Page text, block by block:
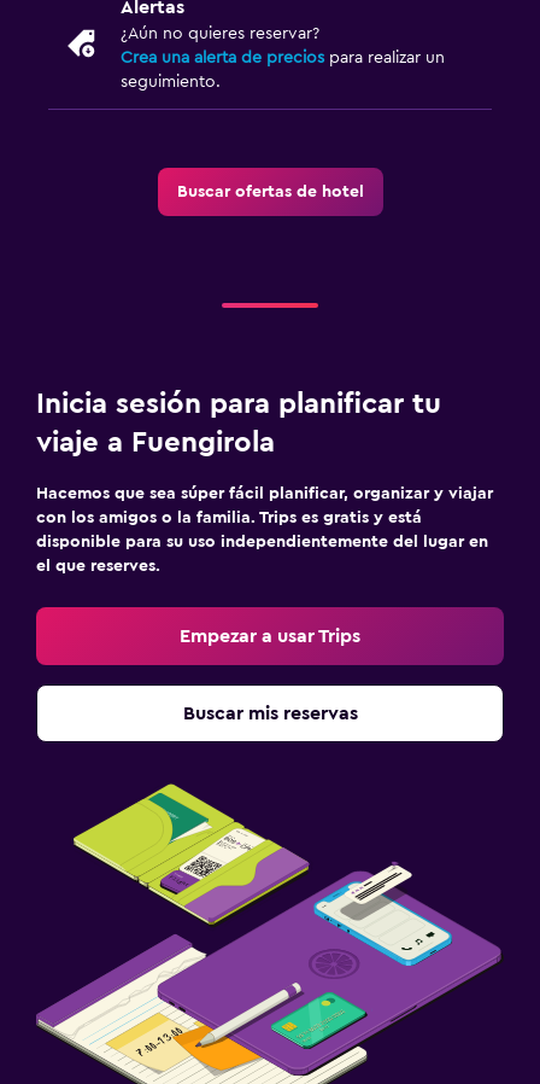
Alertas
¿Aún no quieres reservar?
Crea una alerta de precios para realizar un
seguimiento.
Buscar ofertas de hotel
Inicia sesión para planificar tu
viaje a Fuengirola
Hacemos que sea súper fácil planificar, organizar y viajar
con los amigos o la familia. Trips es gratis y está
disponible para su uso independientemente del lugar en
el que reserves.
Empezar a usar Trips
Buscar mis reservas